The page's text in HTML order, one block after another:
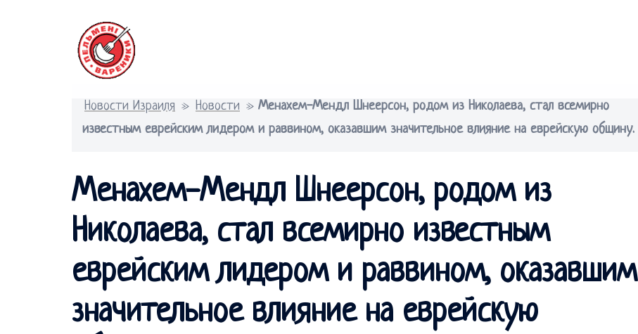
Новости Израиля » Новости » Менахем-Мендл Шнеерсон, родом из Николаева, стал всемирно
известным еврейским лидером и раввином, оказавшим значительное влияние на еврейскую общину.
Менахем-Мендл Шнеерсон, родом из
Николаева, стал всемирно известным
еврейским лидером и раввином, оказавшим
значительное влияние на еврейскую